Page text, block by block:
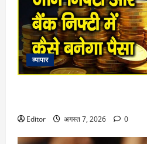
व्यापार
Editor अगस्त 7, 2026 0